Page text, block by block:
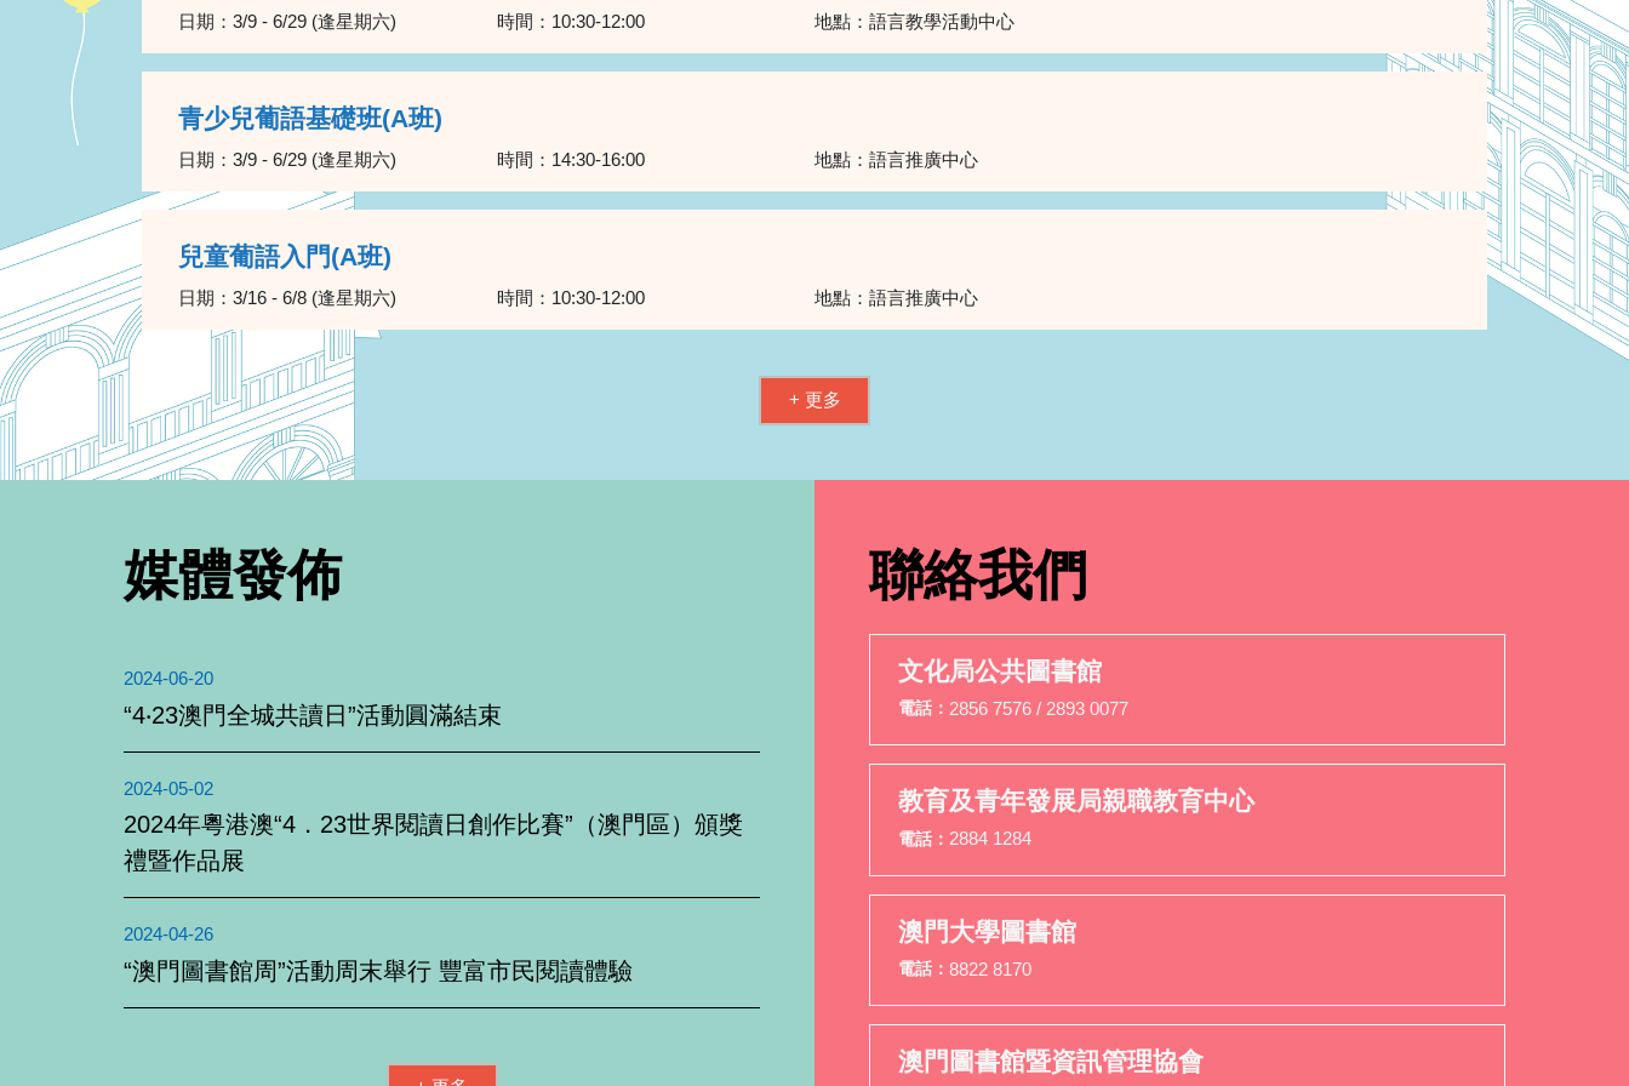
日期： 3/9 - 6/29 (逢星期六) 時間： 10:30-12:00 地點： 語言教學活動中心
青少兒葡語基礎班(A班)
日期： 3/9 - 6/29 (逢星期六) 時間： 14:30-16:00 地點： 語言推廣中心
兒童葡語入門(A班)
日期： 3/16 - 6/8 (逢星期六) 時間： 10:30-12:00 地點： 語言推廣中心
+ 更多
媒體發佈
2024-06-20
“4‧23澳門全城共讀日”活動圓滿結束
2024-05-02
2024年粵港澳“4．23世界閱讀日創作比賽”（澳門區）頒獎
禮暨作品展
2024-04-26
“澳門圖書館周”活動周末舉行 豐富市民閱讀體驗
聯絡我們
文化局公共圖書館
電話： 2856 7576 / 2893 0077
教育及青年發展局親職教育中心
電話： 2884 1284
澳門大學圖書館
電話： 8822 8170
澳門圖書館暨資訊管理協會